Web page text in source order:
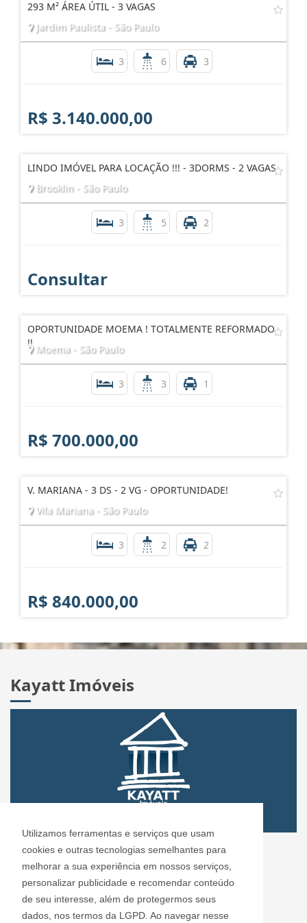
Utilizamos ferramentas e serviços que usam
cookies e outras tecnologias semelhantes para
melhorar a sua experiência em nossos serviços,
personalizar publicidade e recomendar conteúdo
de seu interesse, além de protegermos seus
dados, nos termos da LGPD. Ao navegar nesse
293 M² ÁREA ÚTIL - 3 VAGAS
Jardim Paulista - São Paulo
3 6 3
R$ 3.140.000,00
LINDO IMÓVEL PARA LOCAÇÃO !!! - 3DORMS - 2 VAGAS
Brooklin - São Paulo
3 5 2
Consultar
OPORTUNIDADE MOEMA ! TOTALMENTE REFORMADO
!!Moema - São Paulo
3 3 1
R$ 700.000,00
V. MARIANA - 3 DS - 2 VG - OPORTUNIDADE!
Vila Mariana - São Paulo
3 2 2
R$ 840.000,00
Kayatt Imóveis
CRECI: 72.304
Informações de Contato
Kayatt Imóveis - 72.304